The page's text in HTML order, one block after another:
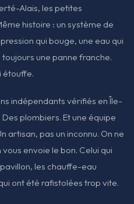
Alais, les petites
histoire : un système de
qui bouge, une eau qui
une panne franche.
étouffe.
indépendants vérifiés en Île-
plombiers. Et une équipe
artisan, pas un inconnu. On ne
envoie le bon. Celui qui
les chauffe-eau
ont été rafistolées trop vite.